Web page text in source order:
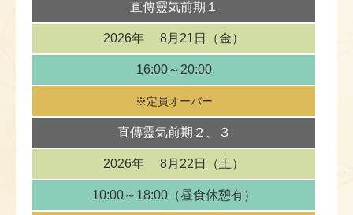
直傳靈気前期１
2026年 8月21日（金）
16:00～20:00
※定員オーバー
直傳靈気前期２、３
2026年 8月22日（土）
10:00～18:00（昼食休憩有）